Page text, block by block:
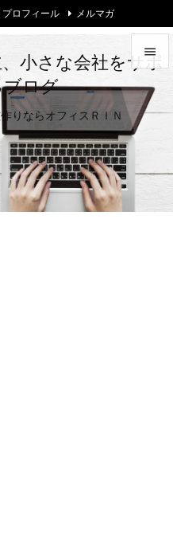
小さな会社をサポ
ブログ
りならオフィスＲＩＮ


メニュ


プロフィール メルマガ